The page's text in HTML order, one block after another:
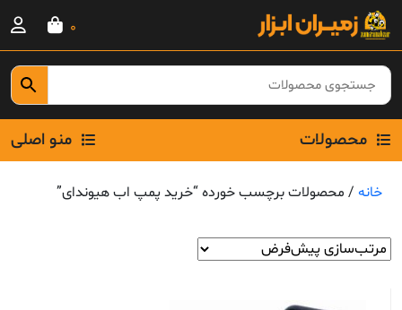
Skip
content
0
محصولات منو اصلی
خانه / محصولات برچسب خورده “خرید پمپ اب هیوندای”